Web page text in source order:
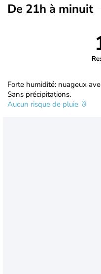
De 21h à minuit
Forte humidité: nuageux
Sans précipitations.
Aucun risque de pluie